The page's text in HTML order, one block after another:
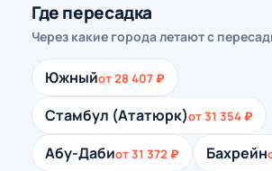
Где пересадка
Через какие города летают с
Южныйот 28 407 ₽
Стамбул (Ататюрк)от 31 354 ₽
Абу-Дабиот 31 372 ₽ Бахрейн